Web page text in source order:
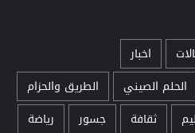
اخبار
الحلم الصيني
الطريق والحزام
ثقافة جسور رياضة